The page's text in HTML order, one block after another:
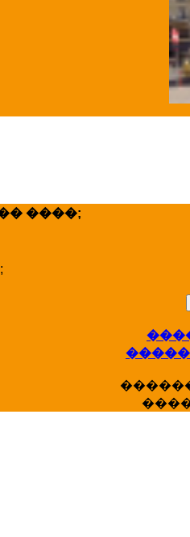
����;